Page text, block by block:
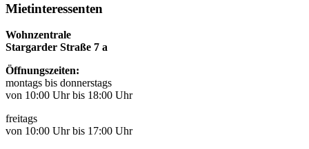
Mietinteressenten
Wohnzentrale
Stargarder Straße 7 a
Öffnungszeiten:
montags bis donnerstags
von 10:00 Uhr bis 18:00 Uhr
freitags
von 10:00 Uhr bis 17:00 Uhr